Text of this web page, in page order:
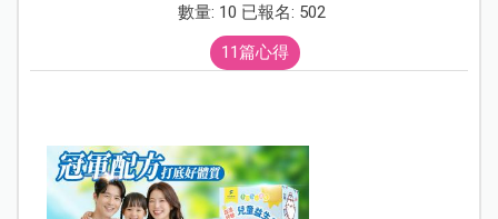
數量: 10 已報名: 502
11篇心得